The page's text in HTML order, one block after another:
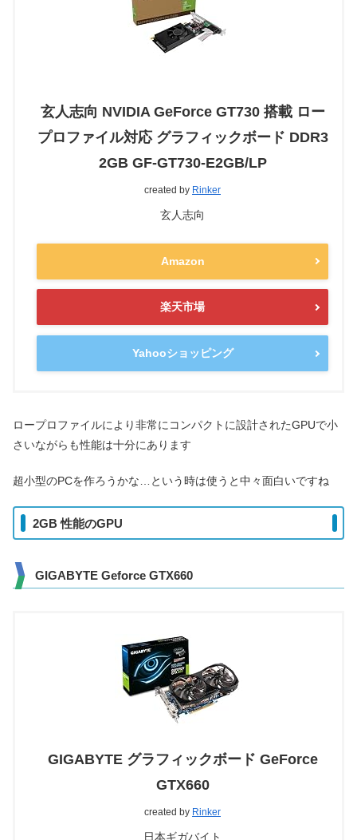
玄人志向 NVIDIA GeForce GT730 搭載 ロー
プロファイル対応 グラフィックボード DDR3
2GB GF-GT730-E2GB/LP
created by Rinker
玄人志向
Amazon
楽天市場
Yahooショッピング
ロープロファイルにより非常にコンパクトに設計されたGPUで小
さいながらも性能は十分にあります
超小型のPCを作ろうかな…という時は使うと中々面白いですね
2GB 性能のGPU
GIGABYTE Geforce GTX660
GIGABYTE グラフィックボード GeForce
GTX660
created by Rinker
日本ギガバイト